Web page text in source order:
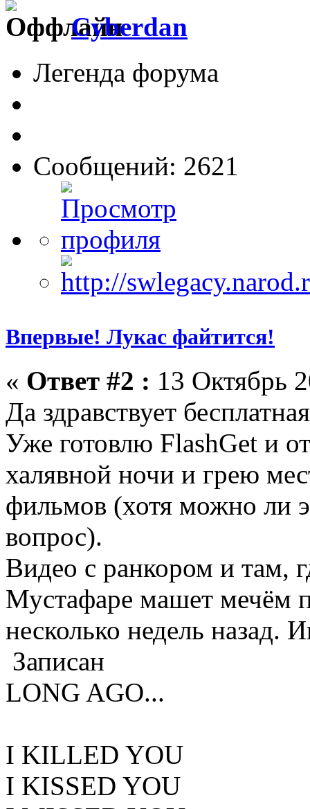
Cyberdan
Легенда форума
Сообщений: 2621
Впервые! Лукас файтится!
« Ответ #2 : 13 Октябрь
Да здравствует
Уже готовлю FlashGet и
халявной ночи и грею
фильмов (хотя можно ли
вопрос).
Видео с ранкором и там,
Мустафаре машет мечём
несколько недель назад.
Записан
LONG AGO...
I KILLED YOU
I KISSED YOU